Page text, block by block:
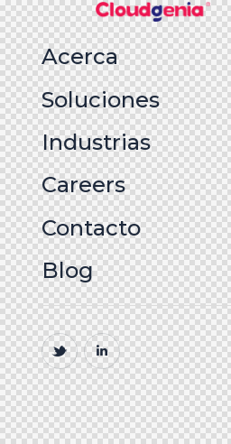
Acerca
Soluciones
Industrias
Careers
Contacto
Blog